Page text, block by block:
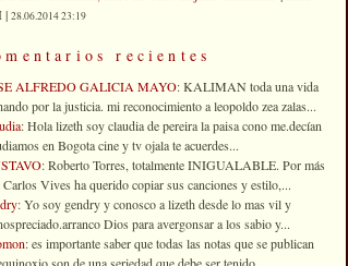
| 28.06.2014 23:19
recientes
ALFREDO GALICIA MAYO: KALIMAN toda una vida
por la justicia. mi reconocimiento a leopoldo zea zalas...
: Hola lizeth soy claudia de pereira la paisa cono me.decían
en Bogota cine y tv ojala te acuerdes...
: Roberto Torres, totalmente INIGUALABLE. Por más
Carlos Vives ha querido copiar sus canciones y estilo,...
: Yo soy gendry y conosco a lizeth desde lo mas vil y
Dios para avergonsar a los sabio y...
: es importante saber que todas las notas que se publican
son de una seriedad que debe ser tenido...